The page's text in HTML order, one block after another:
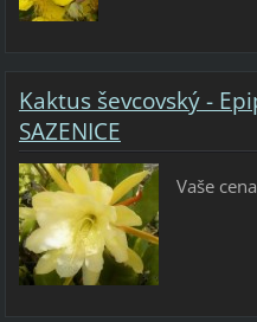
Kaktus ševcovský -
SAZENICE
Vaše